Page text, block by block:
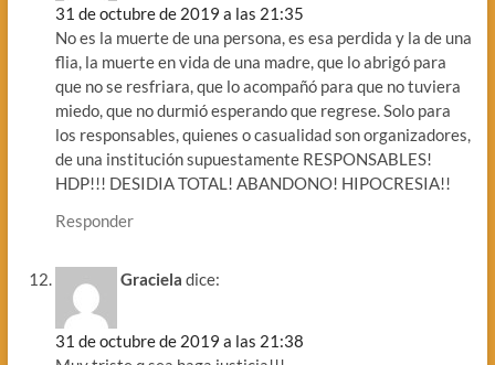
31 de octubre de 2019 a las 21:35
No es la muerte de una persona, es esa perdida y la de una
flia, la muerte en vida de una madre, que lo abrigó para
que no se resfriara, que lo acompañó para que no tuviera
miedo, que no durmió esperando que regrese. Solo para
los responsables, quienes o casualidad son organizadores,
de una institución supuestamente RESPONSABLES!
HDP!!! DESIDIA TOTAL! ABANDONO! HIPOCRESIA!!
Responder
Graciela dice:
31 de octubre de 2019 a las 21:38